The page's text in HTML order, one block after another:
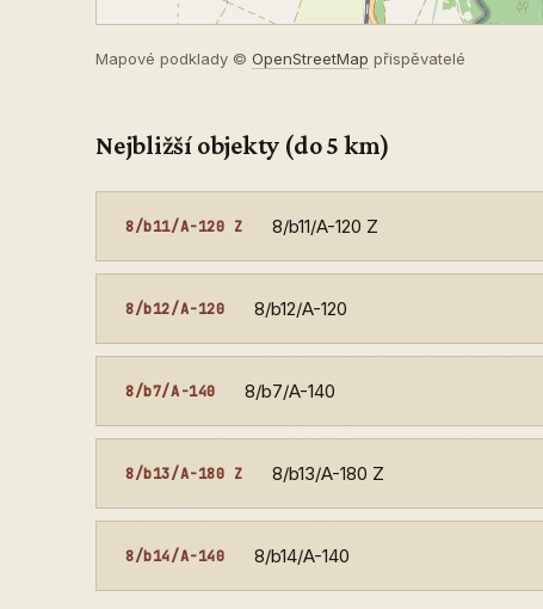
Mapové podklady © OpenStreetMap přispěvatelé
Nejbližší objekty (do 5 km)
8/b11/A-120 Z 8/b11/A-120 Z
8/b12/A-120 8/b12/A-120
8/b7/A-140 8/b7/A-140
8/b13/A-180 Z 8/b13/A-180 Z
8/b14/A-140 8/b14/A-140